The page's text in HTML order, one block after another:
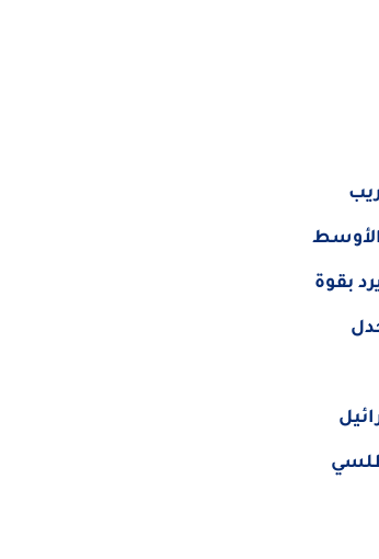
الأوسط
بقوة